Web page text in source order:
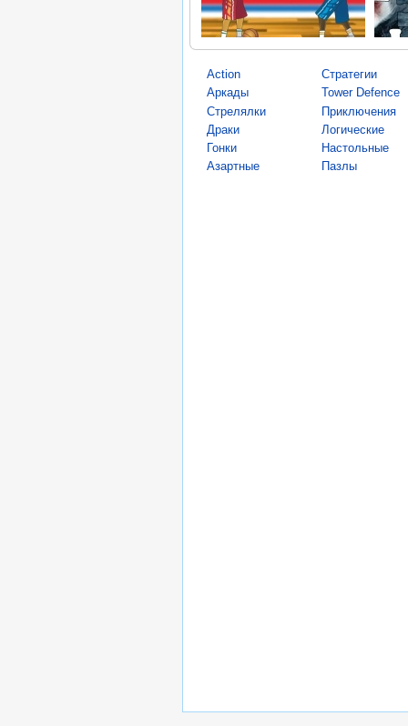
Action
Аркады
Стрелялки
Драки
Гонки
Азартные
Стратегии
Tower Defence
Приключения
Логические
Настольные
Пазлы